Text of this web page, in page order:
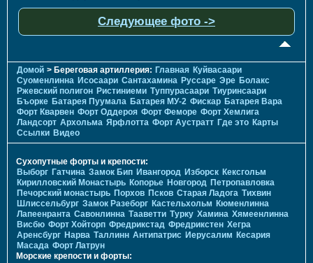
Следующее фото ->
Домой > Береговая артиллерия: Главная Куйвасаари
Суоменлиннa Исосаари Сантахамина Руссаре Эре Болакс
Ржевский полигон Ристиниеми Туппурасаари Тиуринсаари
Бъорке Батарея Пуумала Батарея МУ-2 Фискар Батарея Вара
Форт Кварвен Форт Оддероя Форт Феморе Форт Хемлига
Ландсорт Архольма Ярфлотта Форт Аустратт Где это Карты
Ссылки Видео
Сухопутные форты и крепости:
Выборг Гатчина Замок Бип Ивангород Изборск Кексгольм
Кирилловский Монастырь Копорье Новгород Петропавловка
Печорcкий монастырь Порхов Псков Старая Ладога Тихвин
Шлиссельбург Замок Разеборг Кастельхольм Кюменлинна
Лапеенранта Савонлинна Тааветти Турку Хамина Хямеенлинна
Висбю Форт Хойторп Фредрикстад Фредрикстен Хегра
Аренсбург Нарва Таллинн Антипатрис Иерусалим Кесария
Масада Форт Латрун
Морские крепости и форты: